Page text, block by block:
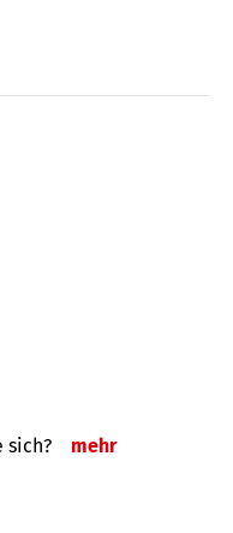
sich? mehr